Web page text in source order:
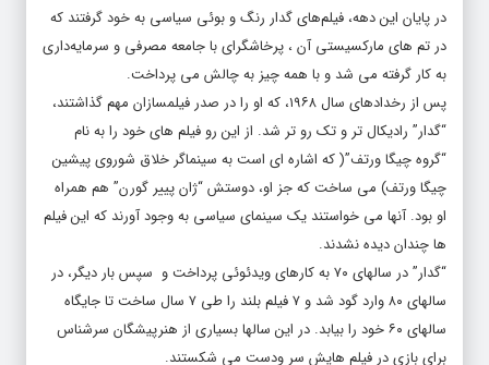
در پایان این دهه، فیلم‌های گدار رنگ و بوئی سیاسی به خود گرفتند که
در تم های مارکسیستی آن ، پرخاشگرای با جامعه مصرفی و سرمایه‌داری
به کار گرفته می شد و با همه چیز به چالش می پرداخت.
پس از رخدادهای سال ۱۹۶۸، که او را در صدر فیلمسازان مهم گذاشتند،
“گدار” رادیکال تر و تک رو تر شد. از این رو فیلم های خود را به نام
“گروه چیگا ورتف”( که اشاره ای است به سینماگر خلاق شوروی پیشین
چیگا ورتف) می ساخت که جز او، دوستش “ژان پییر گورن” هم همراه
او بود. آنها می خواستند یک سینمای سیاسی به وجود آورند که این فیلم
ها چندان دیده نشدند.
“گدار” در سالهای ۷۰ به کارهای ویدئوئی پرداخت و سپس بار دیگر، در
سالهای ۸۰ وارد گود شد و ۷ فیلم بلند را طی ۷ سال ساخت تا جایگاه
سالهای ۶۰ خود را بیابد. در این سالها بسیاری از هنرپیشگان سرشناس
برای بازی در فیلم هایش سر ودست می شکستند.